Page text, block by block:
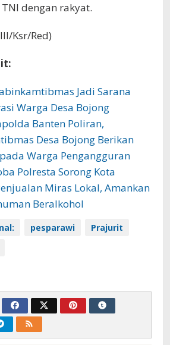
dengan rakyat.
Ksr/Red)
Jadi Sarana
Warga Desa Bojong
Banten Poliran,
Desa Bojong Berikan
Warga Pengangguran
Polresta Sorong Kota
Miras Lokal, Amankan
Beralkohol
pesparawi
Prajurit